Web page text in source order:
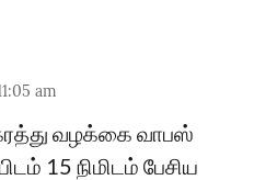
am
வழக்கை வாபஸ்
15 நிமிடம் பேசிய